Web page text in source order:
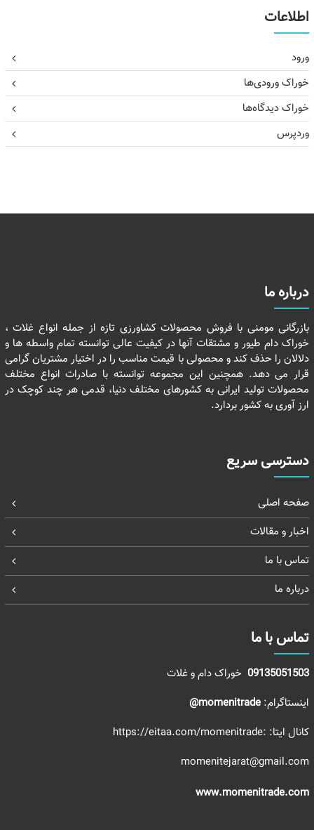
اطلاعات
ورود
خوراک ورودی‌ها
خوراک دیدگاه‌ها
وردپرس
درباره ما
بازرگانی مومنی با فروش محصولات کشاورزی تازه از جمله انواع غلات ،
خوراک دام طیور و مشتقات آنها در کیفیت عالی توانسته تمام واسطه ها و
دلالان را حذف کند و محصولی با قیمت مناسب را در اختیار مشتریان گرامی
قرار می دهد. همچنین این مجموعه توانسته با صادرات انواع مختلف
محصولات تولید ایرانی به کشورهای مختلف دنیا، قدمی هر چند کوچک در
ارز آوری به کشور بردارد.
دسترسی سریع
صفحه اصلی
اخبار و مقالات
تماس با ما
درباره ما
تماس با ما
09135051503خوراک دام و غلات
اینستاگرام: momenitrade@
کانال ایتا: :https://eitaa.com/momenitrade
momenitejarat@gmail.com
www.momenitrade.com